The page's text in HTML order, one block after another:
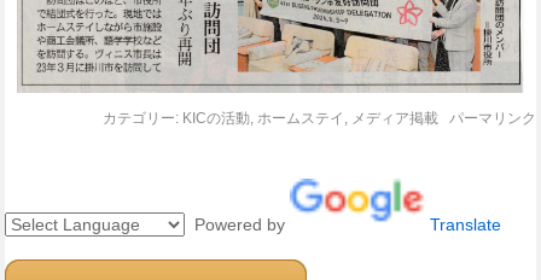
カテゴリー: KICの活動, ホームステイ , メディア掲載 パーマリンク
Powered by Translate